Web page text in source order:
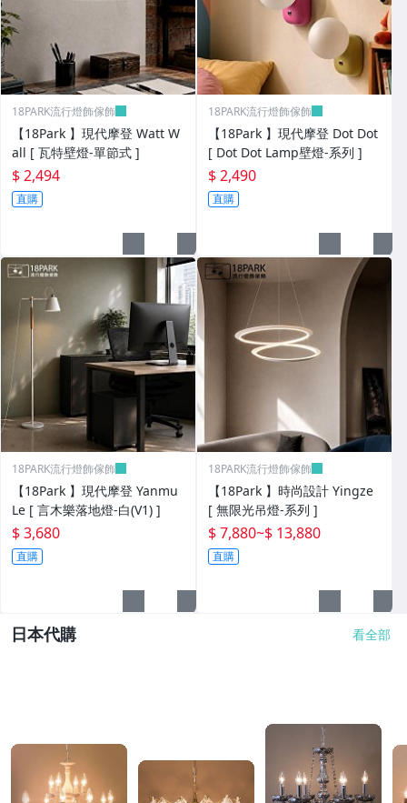
18PARK流行燈飾傢飾
【18Park 】現代摩登 Watt W
all [ 瓦特壁燈-單節式 ]
$ 2,494
直購
18PARK流行燈飾傢飾
【18Park 】現代摩登 Dot Dot
[ Dot Dot Lamp壁燈-系列 ]
$ 2,490
直購
18PARK流行燈飾傢飾
【18Park 】現代摩登 Yanmu
Le [ 言木樂落地燈-白(V1) ]
$ 3,680
直購
18PARK流行燈飾傢飾
【18Park 】時尚設計 Yingze
[ 無限光吊燈-系列 ]
$ 7,880~$ 13,880
直購
日本代購 看全部